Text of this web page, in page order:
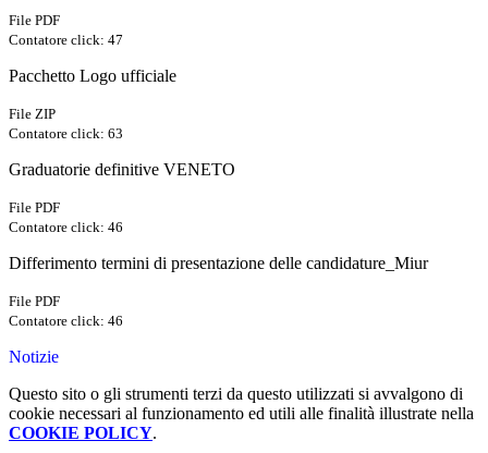
File PDF
Contatore click: 47
Pacchetto Logo ufficiale
File ZIP
Contatore click: 63
Graduatorie definitive VENETO
File PDF
Contatore click: 46
Differimento termini di presentazione delle candidature_Miur
File PDF
Contatore click: 46
Notizie
Questo sito o gli strumenti terzi da questo utilizzati si avvalgono di
cookie necessari al funzionamento ed utili alle finalità illustrate nella
COOKIE POLICY.